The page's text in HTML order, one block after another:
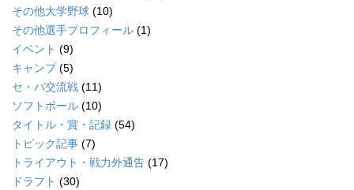
その他大学野球 (10)
その他選手プロフィール (1)
イベント (9)
キャンプ(5)
セ・パ交流戦 (11)
ソフトボール (10)
タイトル・賞・記録 (54)
トピック記事 (7)
トライアウト・戦力外通告 (17)
ドラフト (30)